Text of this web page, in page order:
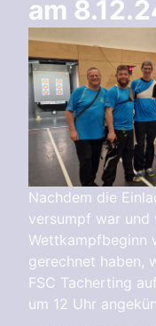
am
Nachdem die
versumpf war und
Wettkampfbeginn
gerechnet haben,
FSC Tacherting
um 12 Uhr